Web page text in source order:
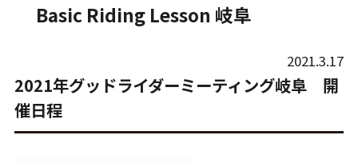
Basic Riding Lesson 岐阜
2021.3.17
2021年グッドライダーミーティング岐阜 開
催日程